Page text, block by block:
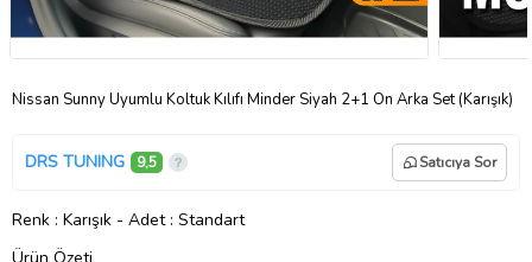
Nissan Sunny Uyumlu Koltuk Kılıfı Minder Siyah 2+1 Ön Arka Set (Karışık)
DRS TUNING 9,5 Satıcıya Sor
Renk : Karışık - Adet : Standart